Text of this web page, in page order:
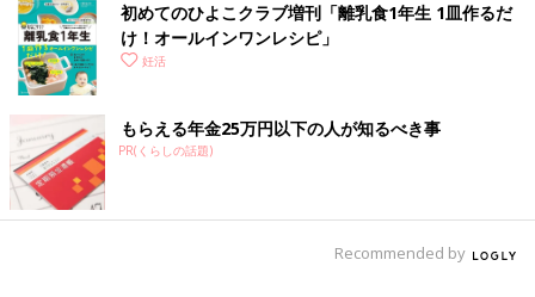
初めてのひよこクラブ増刊「離乳食1年生 1皿作るだ
け！オールインワン​レシピ」
妊活
もらえる年金25万円以下の人が知るべき事
PR(くらしの話題)
Recommended by